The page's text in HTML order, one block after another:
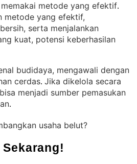
metode yang efektif
metode yang efektif,
serta menjalankan
kuat, potensi keberhasilan
budidaya, mengawali dengan
cerdas. Jika dikelola secara
menjadi sumber pemasukan
.
usaha belut?